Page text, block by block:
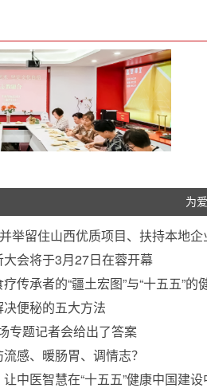
为
举留住山西优质项目、扶持本地
会将于3月27日在蓉开幕
传承者的“疆土宏图”与“十五五
便秘的五大方法
专题记者会给出了答案
感、暖肠胃、调情志？
中医智慧在“十五五”健康中国建